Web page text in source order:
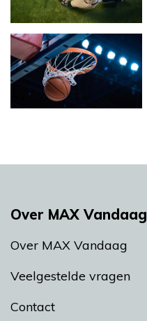
Over MAX Vandaag
Over MAX Vandaag
Veelgestelde vragen
Contact